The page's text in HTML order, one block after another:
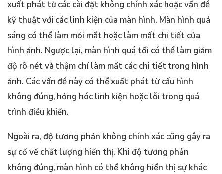
xuất phát từ các cài đặt không chính xác hoặc vấn đề
kỹ thuật với các linh kiện của màn hình. Màn hình quá
sáng có thể làm mỏi mắt hoặc làm mất chi tiết của
hình ảnh. Ngược lại, màn hình quá tối có thể làm giảm
độ rõ nét và thậm chí làm mất các chi tiết trong hình
ảnh. Các vấn đề này có thể xuất phát từ cấu hình
không đúng, hỏng hóc linh kiện hoặc lỗi trong quá
trình điều khiển.
Ngoài ra, độ tương phản không chính xác cũng gây ra
sự cố về chất lượng hiển thị. Khi độ tương phản
không đúng, màn hình có thể không hiển thị sự khác